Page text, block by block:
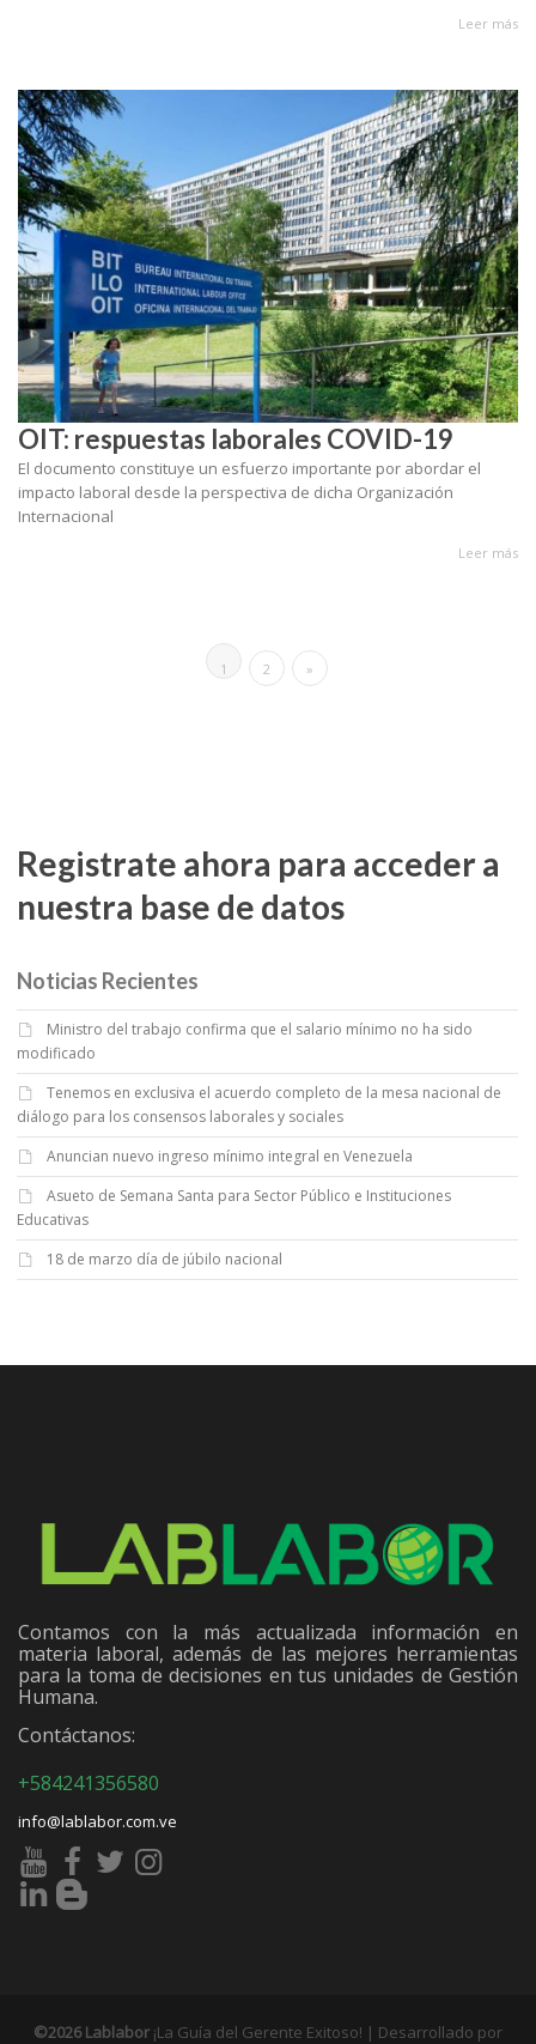
Leer más
OIT: respuestas laborales COVID-19
El documento constituye un esfuerzo importante por abordar el
impacto laboral desde la perspectiva de dicha Organización
Internacional
Leer más
1 2 »
Registrate ahora para acceder a
nuestra base de datos
Noticias Recientes
Ministro del trabajo confirma que el salario mínimo no ha sido
modificado
Tenemos en exclusiva el acuerdo completo de la mesa nacional de
diálogo para los consensos laborales y sociales
Anuncian nuevo ingreso mínimo integral en Venezuela
Asueto de Semana Santa para Sector Público e Instituciones
Educativas
18 de marzo día de júbilo nacional
Contamos con la más actualizada información en
materia laboral, además de las mejores herramientas
para la toma de decisiones en tus unidades de Gestión
Humana.
Contáctanos:
+584241356580
info@lablabor.com.ve
©2026 Lablabor ¡La Guía del Gerente Exitoso! | Desarrollado por